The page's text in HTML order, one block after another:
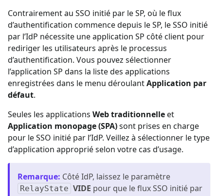
Contrairement au SSO initié par le SP, où le flux
d’authentification commence depuis le SP, le SSO initié
par l’IdP nécessite une application SP côté client pour
rediriger les utilisateurs après le processus
d’authentification. Vous pouvez sélectionner
l’application SP dans la liste des applications
enregistrées dans le menu déroulantApplication par
défaut.
Seules les applications Web traditionnelleet
Application monopage (SPA)sont prises en charge
pour le SSO initié par l’IdP. Veillez à sélectionner le type
d’application approprié selon votre cas d’usage.
Remarque: Côté IdP, laissez le paramètre
RelayState VIDE pour que le flux SSO initié par